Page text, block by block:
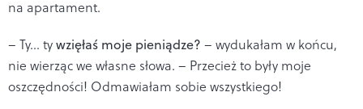
na apartament.
– Ty... tywzięłaś moje pieniądze? – wydukałam w końcu,
nie wierząc we własne słowa. – Przecież to były moje
oszczędności! Odmawiałam sobie wszystkiego!